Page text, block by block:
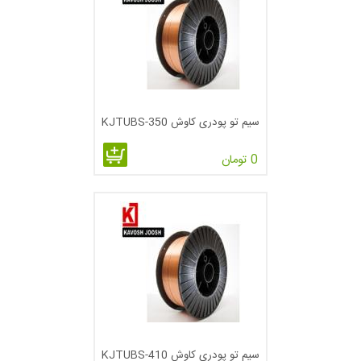
الف- به علت نفوذ خیلی عالی معمولا به پخ نیازی نیست .
و با تنظیم های یکسان جوشکاری نمود .
ج- استفاده از آن نسبتا راحت است .
الف- نیاز به برداشتن سرباره می باشد و در غیر این صورت سر باره
ب- دود و بخار زیادی تولید می شود و نیازمند تهویه مناسب است و در
غیر این صورت دید جوشکار کاهش می یابد.
سیم تو پودری کاوش KJTUBS-350
0 تومان
سیم تو پودری کاوش KJTUBS-410